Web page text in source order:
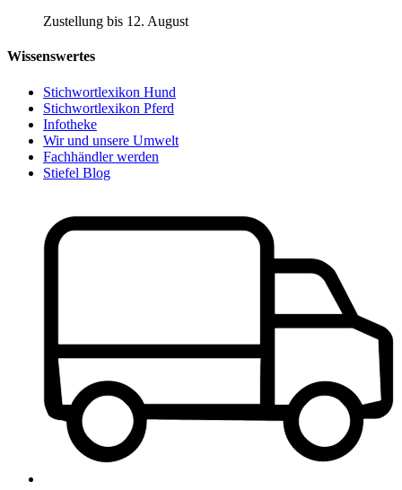
Zustellung bis 12. August
Wissenswertes
Stichwortlexikon Hund
Stichwortlexikon Pferd
Infotheke
Wir und unsere Umwelt
Fachhändler werden
Stiefel Blog